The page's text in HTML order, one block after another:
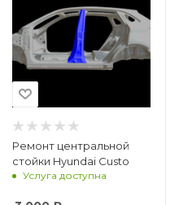
Ремонт центральной
стойки Hyundai Custo
Услуга доступна